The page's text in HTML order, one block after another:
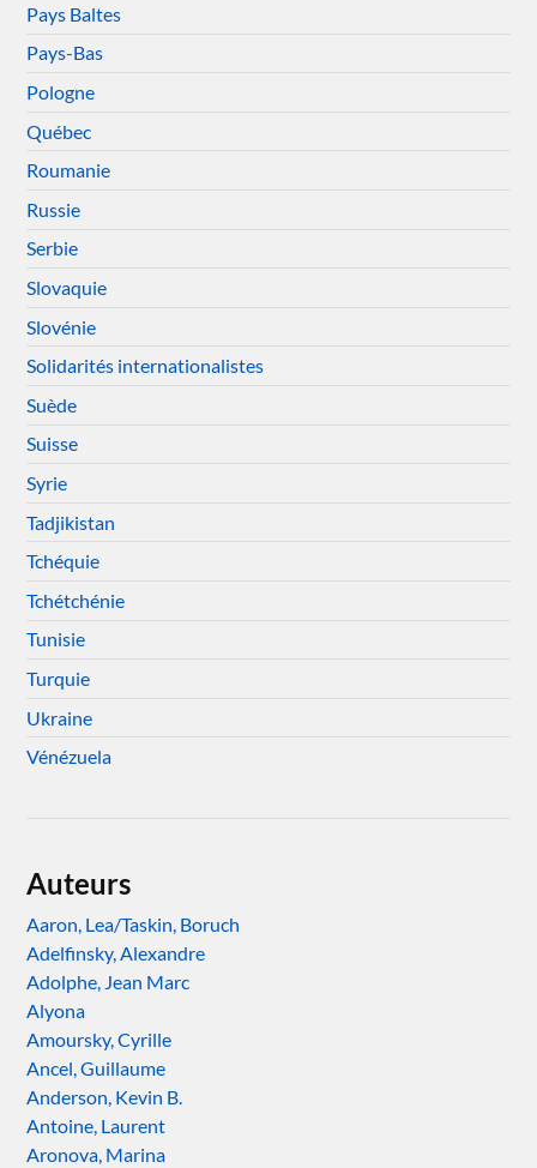
Pays Baltes
Pays-Bas
Pologne
Québec
Roumanie
Russie
Serbie
Slovaquie
Slovénie
Solidarités internationalistes
Suède
Suisse
Syrie
Tadjikistan
Tchéquie
Tchétchénie
Tunisie
Turquie
Ukraine
Vénézuela
Auteurs
Aaron, Lea/Taskin, Boruch
Adelfinsky, Alexandre
Adolphe, Jean Marc
Alyona
Amoursky, Cyrille
Ancel, Guillaume
Anderson, Kevin B.
Antoine, Laurent
Aronova, Marina